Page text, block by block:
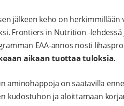
jälkeen keho on herkimmillään
Frontiers in Nutrition -
EAA-annos nosti
aikaan tuottaa tuloksia.
aminohappoja on saatavilla
kudostuhon ja aloittamaan